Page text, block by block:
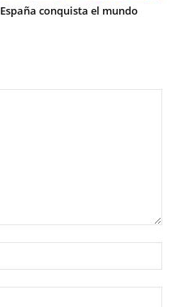
España conquista el mundo